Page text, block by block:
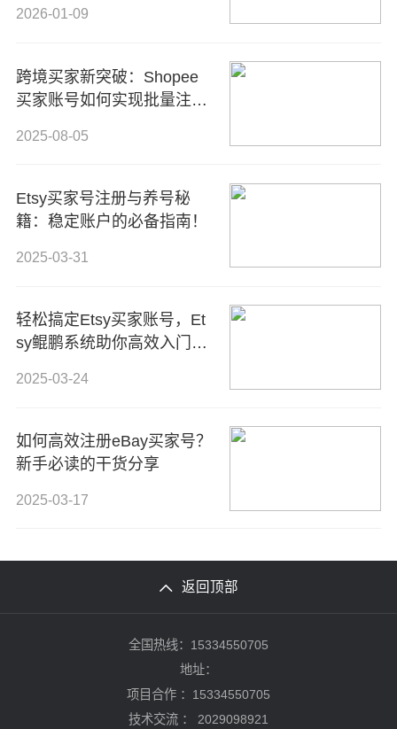
2026-01-09
跨境买家新突破：Shopee
买家账号如何实现批量注册
2025-08-05
Etsy买家号注册与养号秘
籍：稳定账户的必备指南！
2025-03-31
轻松搞定Etsy买家账号，Et
sy鲲鹏系统助你高效入门全
2025-03-24
如何高效注册eBay买家号？
新手必读的干货分享
2025-03-17
返回顶部
全国热线：15334550705
地址：
项目合作 ：15334550705
技术交流 ： 2029098921